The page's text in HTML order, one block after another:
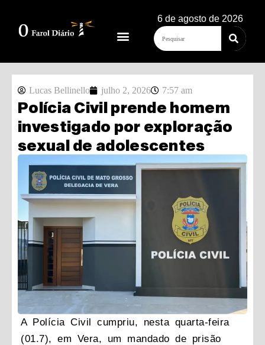
6 de agosto de 2026
Lucas Bellinello julho 2, 2026 7:57 am
Polícia Civil prende homem
investigado por exploração
sexual de adolescentes
A Polícia Civil cumpriu, nesta quarta-feira
(01.7), em Vera, um mandado de prisão